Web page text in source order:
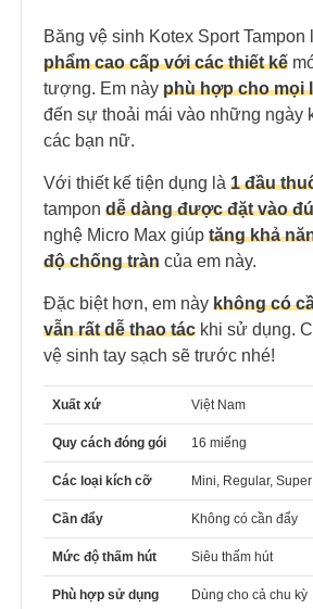
Băng vệ sinh Kotex Sport Tampon
phẩm cao cấp với các thiết kế
tượng. Em này phù hợp cho mọi
đến sự thoải mái vào những ngày
các bạn nữ.
Với thiết kế tiện dụng là 1 đầu
tampon dễ dàng được đặt vào
nghệ Micro Max giúp tăng khả
độ chống tràn của em này.
Đặc biệt hơn, em này không có
vẫn rất dễ thao tác khi sử dụng.
vệ sinh tay sạch sẽ trước nhé!
Xuất xứ Việt Nam
Quy cách đóng gói 16 miếng
Các loại kích cỡ Mini, Regular, Super
Cần đẩy Không có cần đẩy
Mức độ thấm hút Siêu thấm hút
Phù hợp sử dụng Dùng cho cả chu kỳ